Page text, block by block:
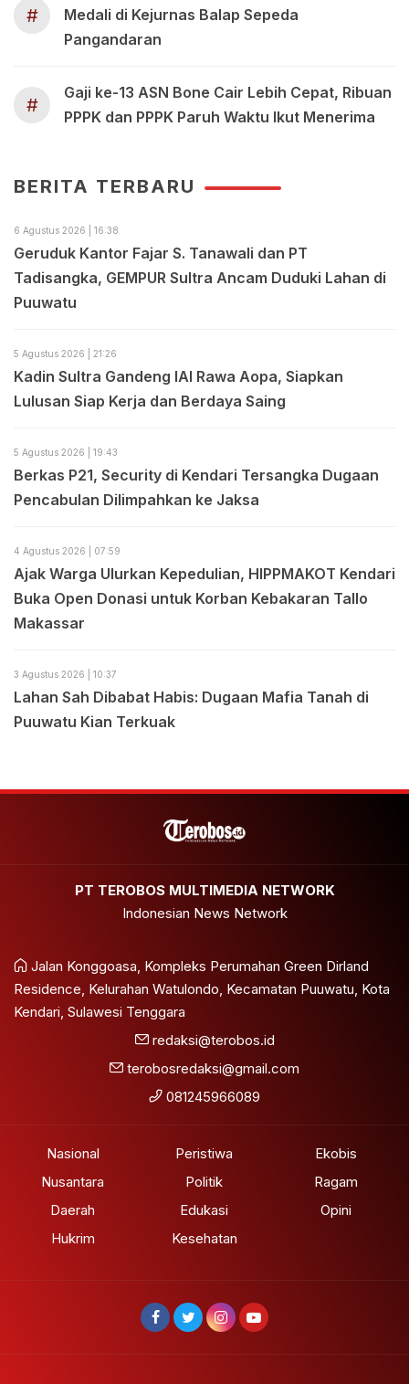
#
Medali di Kejurnas Balap Sepeda
Pangandaran
#
Gaji ke-13 ASN Bone Cair Lebih Cepat, Ribuan
PPPK dan PPPK Paruh Waktu Ikut Menerima
BERITA TERBARU
6 Agustus 2026 | 16:38
Geruduk Kantor Fajar S. Tanawali dan PT
Tadisangka, GEMPUR Sultra Ancam Duduki Lahan di
Puuwatu
5 Agustus 2026 | 21:26
Kadin Sultra Gandeng IAI Rawa Aopa, Siapkan
Lulusan Siap Kerja dan Berdaya Saing
5 Agustus 2026 | 19:43
Berkas P21, Security di Kendari Tersangka Dugaan
Pencabulan Dilimpahkan ke Jaksa
4 Agustus 2026 | 07:59
Ajak Warga Ulurkan Kepedulian, HIPPMAKOT Kendari
Buka Open Donasi untuk Korban Kebakaran Tallo
Makassar
3 Agustus 2026 | 10:37
Lahan Sah Dibabat Habis: Dugaan Mafia Tanah di
Puuwatu Kian Terkuak
PT TEROBOS MULTIMEDIA NETWORK
Indonesian News Network
Jalan Konggoasa, Kompleks Perumahan Green Dirland
Residence, Kelurahan Watulondo, Kecamatan Puuwatu, Kota
Kendari, Sulawesi Tenggara
redaksi@terobos.id
terobosredaksi@gmail.com
081245966089
Nasional
Nusantara
Daerah
Hukrim
Peristiwa
Politik
Edukasi
Kesehatan
Ekobis
Ragam
Opini